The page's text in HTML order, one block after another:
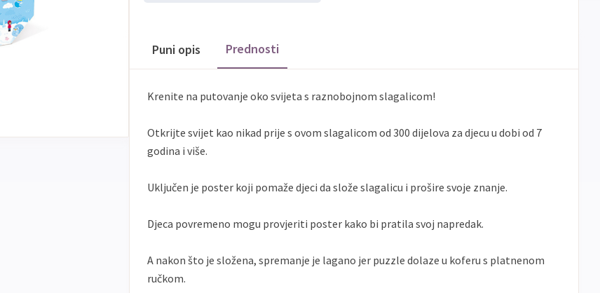
Puni opis Prednosti
Krenite na putovanje oko svijeta s raznobojnom slagalicom!
Otkrijte svijet kao nikad prije s ovom slagalicom od 300 dijelova za djecu u dobi od 7
godina i više.
Uključen je poster koji pomaže djeci da slože slagalicu i prošire svoje znanje.
Djeca povremeno mogu provjeriti poster kako bi pratila svoj napredak.
A nakon što je složena, spremanje je lagano jer puzzle dolaze u koferu s platnenom
ručkom.